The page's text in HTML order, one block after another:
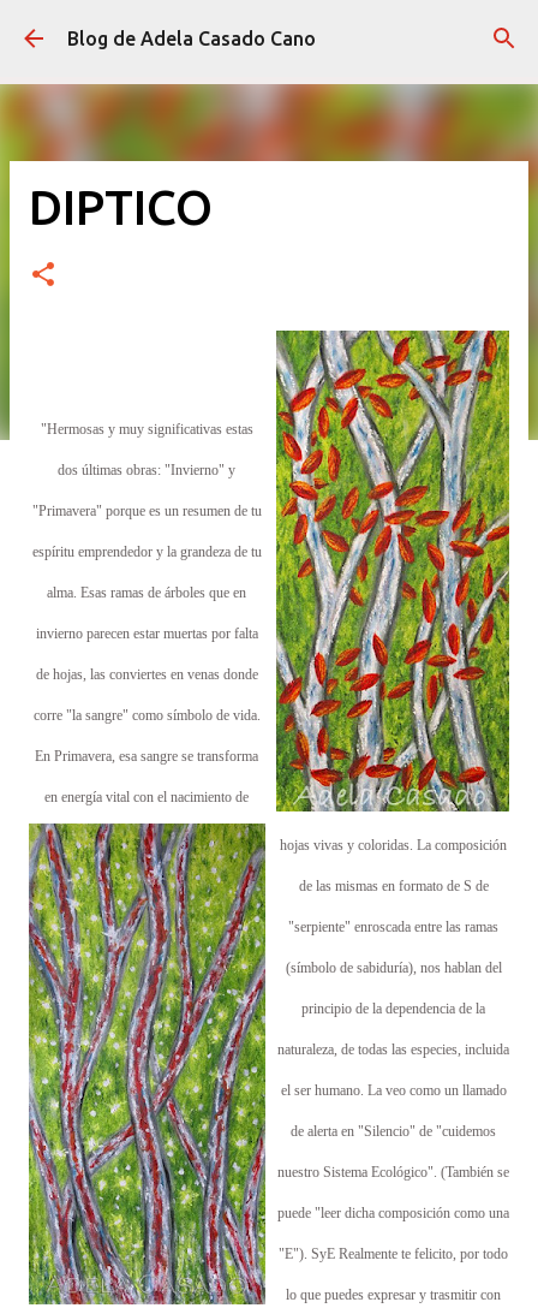
Ir al contenido principal
Blog de Adela Casado Cano
DIPTICO
"Hermosas y muy significativas estas
dos últimas obras: "Invierno" y
"Primavera" porque es un resumen de tu
espíritu emprendedor y la grandeza de tu
alma. Esas ramas de árboles que en
invierno parecen estar muertas por falta
de hojas, las conviertes en venas donde
corre "la sangre" como símbolo de vida.
En Primavera, esa sangre se transforma
en energía vital con el nacimiento de
hojas vivas y coloridas. La composición
de las mismas en formato de S de
"serpiente" enroscada entre las ramas
(símbolo de sabiduría), nos hablan del
principio de la dependencia de la
naturaleza, de todas las especies, incluida
el ser humano. La veo como un llamado
de alerta en "Silencio" de "cuidemos
nuestro Sistema Ecológico". (También se
puede "leer dicha composición como una
"E"). SyE Realmente te felicito, por todo
lo que puedes expresar y trasmitir con